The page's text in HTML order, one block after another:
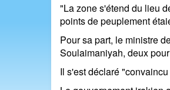
"La zone s'étend du lieu
points de peuplement
Pour sa part, le ministre
Soulaimaniyah, deux
Il s'est déclaré